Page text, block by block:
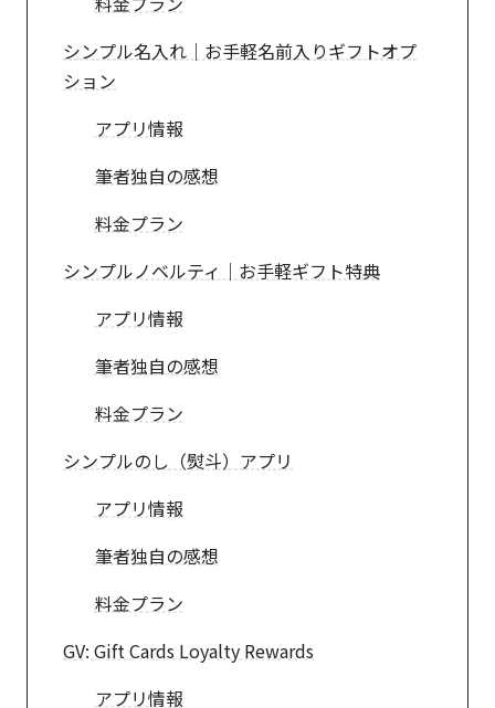
シンプル名入れ｜お手軽名前入りギフトオプ
ション
アプリ情報
筆者独自の感想
料金プラン
シンプルノベルティ｜お手軽ギフト特典
アプリ情報
筆者独自の感想
料金プラン
シンプルのし（熨斗）アプリ
アプリ情報
筆者独自の感想
料金プラン
GV: Gift Cards Loyalty Rewards
アプリ情報